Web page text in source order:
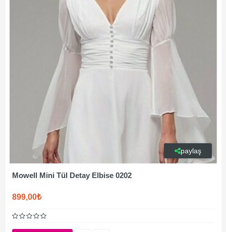
paylaş
Mowell Mini Tül Detay Elbise 0202
899,00₺